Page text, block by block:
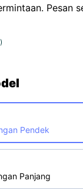
Pesan
Pendek
Panjang